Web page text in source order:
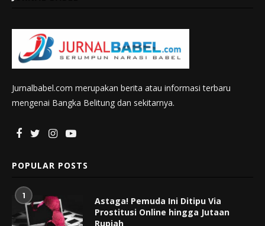
Jurnalbabel.com merupakan berita atau informasi terbaru
mengenai Bangka Belitung dan sekitarnya.
POPULAR POSTS
1
Astaga! Pemuda Ini Ditipu Via
Prostitusi Online hingga Jutaan
Rupiah